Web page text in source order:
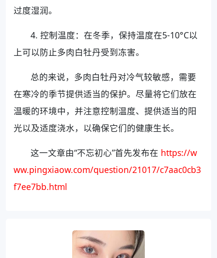
过度湿润。
4. 控制温度：在冬季，保持温度在5-10°C以
上可以防止多肉白牡丹受到冻害。
总的来说，多肉白牡丹对冷气较敏感，需要
在寒冷的季节提供适当的保护。尽量将它们放在
温暖的环境中，并注意控制温度、提供适当的阳
光以及适度浇水，以确保它们的健康生长。
这一文章由“不忘初心”首先发布在 https://w
ww.pingxiaow.com/question/21017/c7aac0cb3
f7ee7bb.html